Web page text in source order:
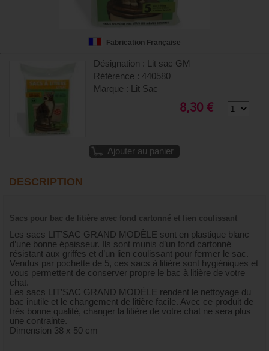
Fabrication Française
Désignation : Lit sac GM
Référence : 440580
Marque : Lit Sac
8,30 €
Ajouter au panier
DESCRIPTION
Sacs pour bac de litière avec fond cartonné et lien coulissant
Les sacs LIT’SAC GRAND MODÈLE sont en plastique blanc
d’une bonne épaisseur. Ils sont munis d’un fond cartonné
résistant aux griffes et d’un lien coulissant pour fermer le sac.
Vendus par pochette de 5, ces sacs à litière sont hygiéniques et
vous permettent de conserver propre le bac à litière de votre
chat.
Les sacs LIT’SAC GRAND MODÈLE rendent le nettoyage du
bac inutile et le changement de litière facile. Avec ce produit de
très bonne qualité, changer la litière de votre chat ne sera plus
une contrainte.
Dimension 38 x 50 cm